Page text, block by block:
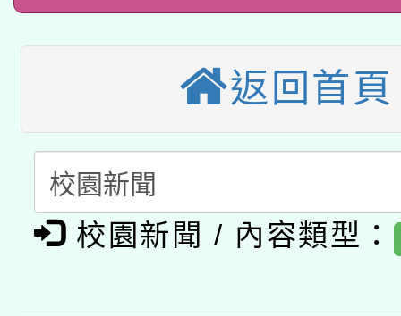
有關原住民族委員會
公告之原住民族歲時祭
兒童少年暑期犯罪預防
有關本府115年70歲以
人員健康講座「吃得安
心」，鼓勵退休同仁踴
本校115學年度第2次
招甄選結果公告(無人
招)
適應運動共學行動站研
本館辦理115年度閱讀
返回首頁
校園新聞 / 內容類型：